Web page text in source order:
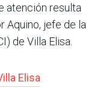
atención resulta
Aquino, jefe de la
de Villa Elisa.
Elisa